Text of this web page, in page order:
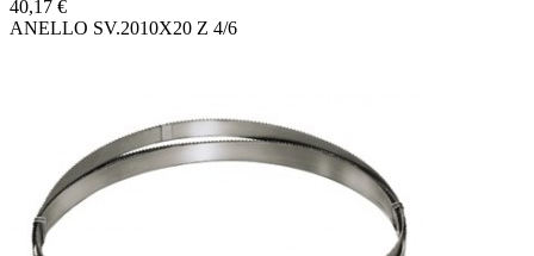
40,17 €
ANELLO SV.2010X20 Z 4/6